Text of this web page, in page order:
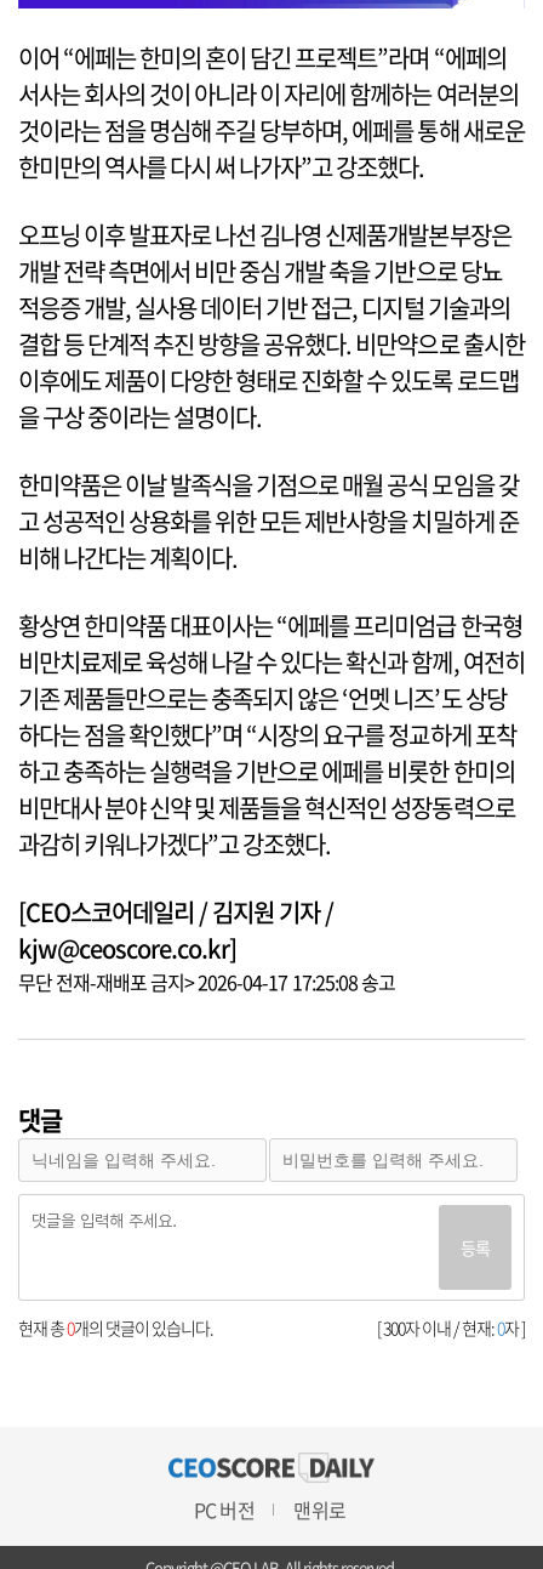
이어 “에페는 한미의 혼이 담긴 프로젝트”라며 “에페의
서사는 회사의 것이 아니라 이 자리에 함께하는 여러분의
것이라는 점을 명심해 주길 당부하며, 에페를 통해 새로운
한미만의 역사를 다시 써 나가자”고 강조했다.
오프닝 이후 발표자로 나선 김나영 신제품개발본부장은
개발 전략 측면에서 비만 중심 개발 축을 기반으로 당뇨
적응증 개발, 실사용 데이터 기반 접근, 디지털 기술과의
결합 등 단계적 추진 방향을 공유했다. 비만약으로 출시한
이후에도 제품이 다양한 형태로 진화할 수 있도록 로드맵
을 구상 중이라는 설명이다.
한미약품은 이날 발족식을 기점으로 매월 공식 모임을 갖
고 성공적인 상용화를 위한 모든 제반사항을 치밀하게 준
비해 나간다는 계획이다.
황상연 한미약품 대표이사는 “에페를 프리미엄급 한국형
비만치료제로 육성해 나갈 수 있다는 확신과 함께, 여전히
기존 제품들만으로는 충족되지 않은 ‘언멧 니즈’도 상당
하다는 점을 확인했다”며 “시장의 요구를 정교하게 포착
하고 충족하는 실행력을 기반으로 에페를 비롯한 한미의
비만대사 분야 신약 및 제품들을 혁신적인 성장동력으로
과감히 키워나가겠다”고 강조했다.
[CEO스코어데일리 / 김지원 기자 /
kjw@ceoscore.co.kr]
무단 전재-재배포 금지> 2026-04-17 17:25:08 송고
댓글
등록
[ 300자 이내 / 현재:0자 ]
현재 총0개의 댓글이 있습니다.
PC 버전 맨위로